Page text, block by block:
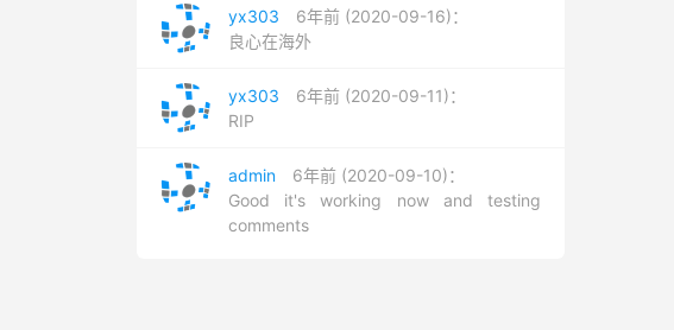
yx303
6年前 (2020-09-16)：
良心在海外
yx303
6年前 (2020-09-11)：
RIP
admin
6年前 (2020-09-10)：
Good it's working now and testing
comments